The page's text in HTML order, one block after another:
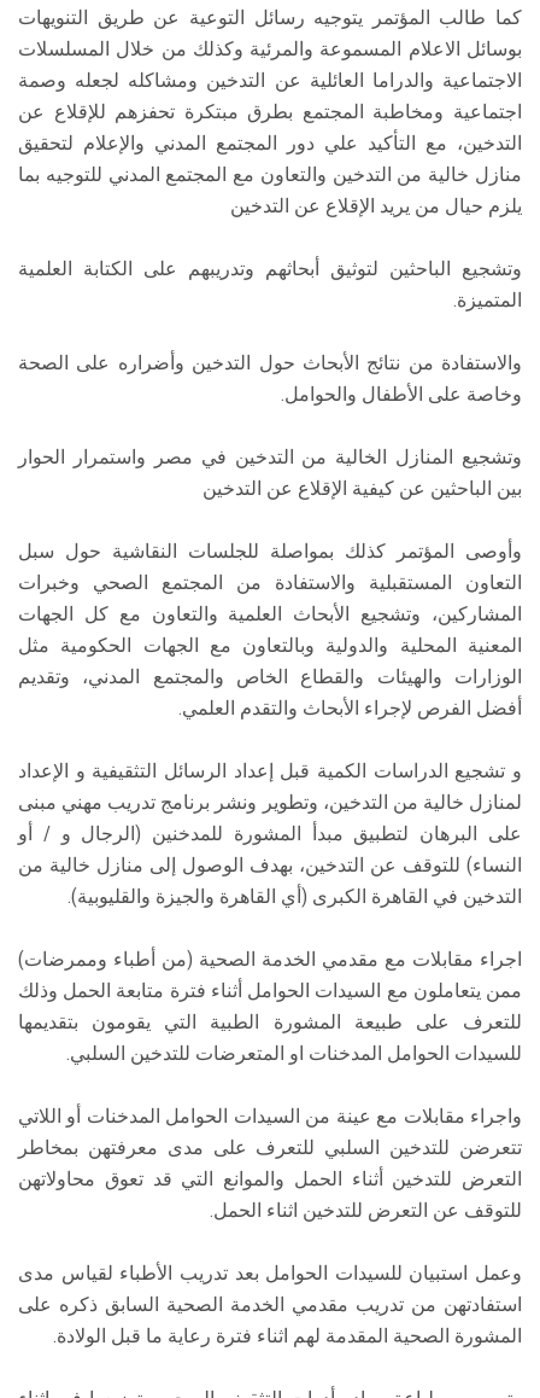
كما طالب المؤتمر يتوجيه رسائل التوعية عن طريق التنويهات
بوسائل الاعلام المسموعة والمرئية وكذلك من خلال المسلسلات
الاجتماعية والدراما العائلية عن التدخين ومشاكله لجعله وصمة
اجتماعية ومخاطبة المجتمع بطرق مبتكرة تحفزهم للإقلاع عن
التدخين، مع التأكيد علي دور المجتمع المدني والإعلام لتحقيق
منازل خالية من التدخين والتعاون مع المجتمع المدني للتوجيه بما
يلزم حيال من يريد الإقلاع عن التدخين
وتشجيع الباحثين لتوثيق أبحاثهم وتدريبهم على الكتابة العلمية
المتميزة.
والاستفادة من نتائج الأبحاث حول التدخين وأضراره على الصحة
وخاصة على الأطفال والحوامل.
وتشجيع المنازل الخالية من التدخين في مصر واستمرار الحوار
بين الباحثين عن كيفية الإقلاع عن التدخين
وأوصى المؤتمر كذلك بمواصلة للجلسات النقاشية حول سبل
التعاون المستقبلية والاستفادة من المجتمع الصحي وخبرات
المشاركين، وتشجيع الأبحاث العلمية والتعاون مع كل الجهات
المعنية المحلية والدولية وبالتعاون مع الجهات الحكومية مثل
الوزارات والهيئات والقطاع الخاص والمجتمع المدني، وتقديم
أفضل الفرص لإجراء الأبحاث والتقدم العلمي.
و تشجيع الدراسات الكمية قبل إعداد الرسائل التثقيفية و الإعداد
لمنازل خالية من التدخين، وتطوير ونشر برنامج تدريب مهني مبنى
على البرهان لتطبيق مبدأ المشورة للمدخنين (الرجال و / أو
النساء) للتوقف عن التدخين، بهدف الوصول إلى منازل خالية من
التدخين في القاهرة الكبرى (أي القاهرة والجيزة والقليوبية).
اجراء مقابلات مع مقدمي الخدمة الصحية (من أطباء وممرضات)
ممن يتعاملون مع السيدات الحوامل أثناء فترة متابعة الحمل وذلك
للتعرف على طبيعة المشورة الطبية التي يقومون بتقديمها
للسيدات الحوامل المدخنات او المتعرضات للتدخين السلبي.
واجراء مقابلات مع عينة من السيدات الحوامل المدخنات أو اللاتي
تتعرضن للتدخين السلبي للتعرف على مدى معرفتهن بمخاطر
التعرض للتدخين أثناء الحمل والموانع التي قد تعوق محاولاتهن
للتوقف عن التعرض للتدخين اثناء الحمل.
وعمل استبيان للسيدات الحوامل بعد تدريب الأطباء لقياس مدى
استفادتهن من تدريب مقدمي الخدمة الصحية السابق ذكره على
المشورة الصحية المقدمة لهم اثناء فترة رعاية ما قبل الولادة.